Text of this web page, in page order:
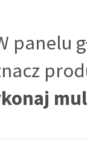
panelu